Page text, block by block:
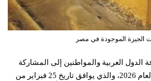
الجيزة الموجودة في مصر
الدول العربية والمواطنين إلى المشاركة
في الاحتفال بيوم السياحة العربي لعام 2026، والذي يوافق تاريخ 25 فبراير من